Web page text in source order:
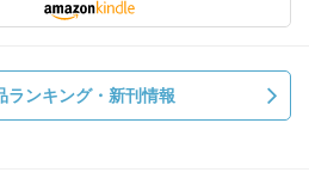
ランキング・新刊情報